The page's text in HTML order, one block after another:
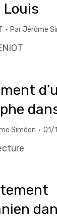
Louis
ParJérôme
Siméon 01/